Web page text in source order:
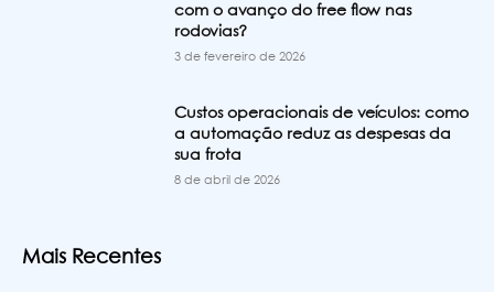
com o avanço do free flow nas
rodovias?
3 de fevereiro de 2026
Custos operacionais de veículos: como
a automação reduz as despesas da
sua frota
8 de abril de 2026
Mais Recentes